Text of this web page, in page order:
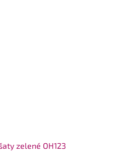
zelené OH123